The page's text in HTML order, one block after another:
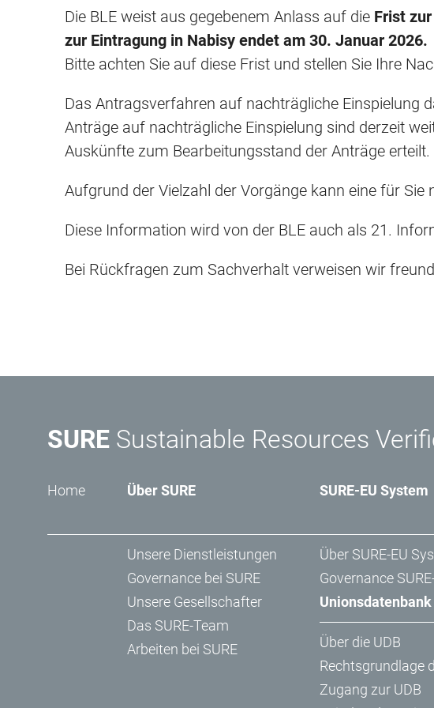
Die BLE weist aus gegebenem Anlass auf die Frist
zur Eintragung in Nabisy endet am 30. Januar 2026.
Bitte achten Sie auf diese Frist und stellen Sie Ihre
Das Antragsverfahren auf nachträgliche Einspielung
Anträge auf nachträgliche Einspielung sind derzeit
Auskünfte zum Bearbeitungsstand der Anträge erteilt.
Aufgrund der Vielzahl der Vorgänge kann eine für
Diese Information wird von der BLE auch als 21.
Bei Rückfragen zum Sachverhalt verweisen wir
SURE Sustainable Resources
Home Über SURE
Unsere Dienstleistungen
Governance bei SURE
Unsere Gesellschafter
Das SURE-Team
Arbeiten bei SURE
SURE-EU System
Über SURE-EU
Governance
Unionsdatenbank
Über die UDB
Rechtsgrundlage
Zugang zur UDB